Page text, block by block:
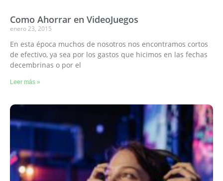
Como Ahorrar en VideoJuegos
enero 23, 2015
En esta época muchos de nosotros nos encontramos cortos
de efectivo, ya sea por los gastos que hicimos en las fechas
decembrinas o por el
Leer más »